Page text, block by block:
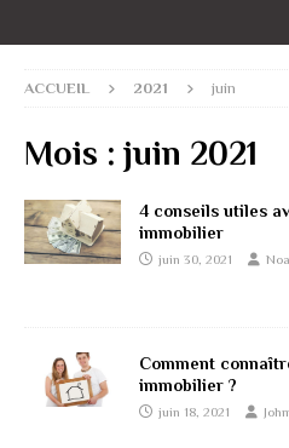
ACCUEIL 2021 juin
Mois : juin 2021
4 conseils utiles
immobilier
juin 30, 2021
Comment
immobilier ?
juin 18, 2021